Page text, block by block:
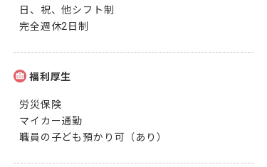
日、祝、他シフト制
完全週休2日制
福利厚生
労災保険
マイカー通勤
職員の子ども預かり可（あり）